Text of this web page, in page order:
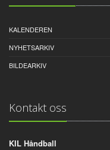
KALENDEREN
NYHETSARKIV
BILDEARKIV
Kontakt oss
KIL Håndball